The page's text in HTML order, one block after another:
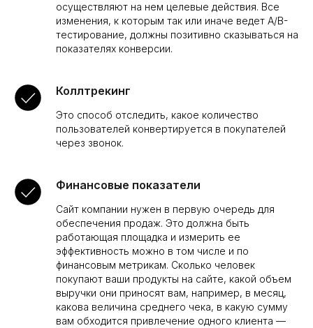
осуществляют на нем целевые действия. Все
изменения, к которым так или иначе ведет A/B-
тестирование, должны позитивно сказываться на
показателях конверсии.
Коллтрекинг
Это способ отследить, какое количество
пользователей конвертируется в покупателей
через звонок.
Финансовые показатели
Сайт компании нужен в первую очередь для
обеспечения продаж. Это должна быть
работающая площадка и измерить ее
эффективность можно в том числе и по
финансовым метрикам. Сколько человек
покупают ваши продукты на сайте, какой объем
выручки они приносят вам, например, в месяц,
какова величина среднего чека, в какую сумму
вам обходится привлечение одного клиента —